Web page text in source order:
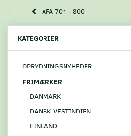
AFA 701 - 800
KATEGORIER
OPRYDNINGSNYHEDER
FRIMÆRKER
DANMARK
DANSK VESTINDIEN
FINLAND